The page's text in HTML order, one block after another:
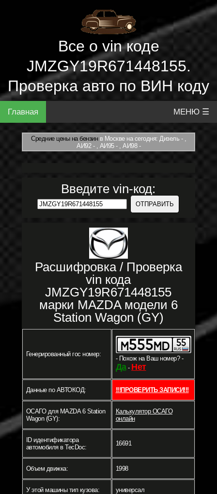
Все о vin коде
JMZGY19R671448155.
Проверка авто по ВИН коду
Главная МЕНЮ ☰
Средние цены на бензинв Москве на сегодня: Дизель - ,
АИ92 - , АИ95 - , АИ98 -
Введите vin-код:
Расшифровка / Проверка
vin кода
JMZGY19R671448155
марки MAZDA модели 6
Station Wagon (GY)
Генерированный гос номер:
- Похож на Ваш номер? -
Да- Нет
Данные по АВТОКОД: !!!ПРОВЕРИТЬ ЗАПИСИ!!!
ОСАГО для MAZDA 6 Station
Wagon (GY):
Калькулятор ОСАГО
онлайн
ID идентификатора
автомобиля в TecDoc:
16691
Объем движка: 1998
У этой машины тип кузова: универсал